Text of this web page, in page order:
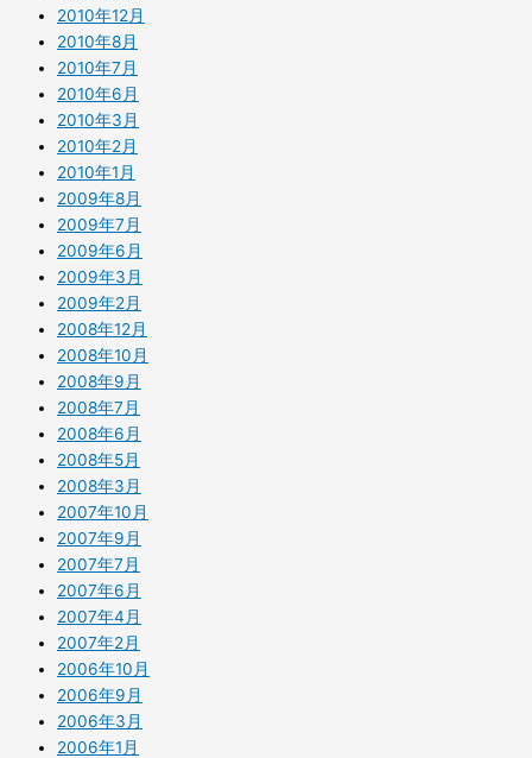
2010年12月
2010年8月
2010年7月
2010年6月
2010年3月
2010年2月
2010年1月
2009年8月
2009年7月
2009年6月
2009年3月
2009年2月
2008年12月
2008年10月
2008年9月
2008年7月
2008年6月
2008年5月
2008年3月
2007年10月
2007年9月
2007年7月
2007年6月
2007年4月
2007年2月
2006年10月
2006年9月
2006年3月
2006年1月